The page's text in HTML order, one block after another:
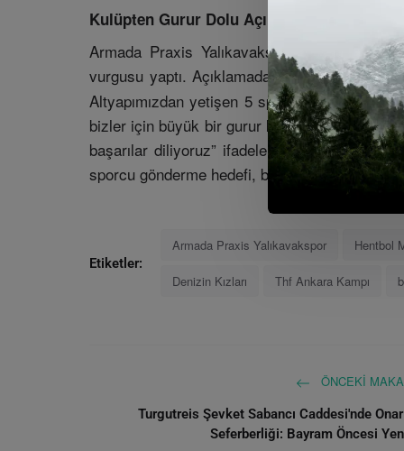
Kulüpten Gurur Dolu Açıklama
Armada Praxis Yalıkavakspor Kulübü, davet
vurgusu yaptı. Açıklamada, “Geleceğin
Altyapımızdan yetişen 5 sporcumuzun ve
bizler için büyük bir gurur kaynağıdır.
başarılar diliyoruz” ifadelerine yer verildi.
sporcu gönderme hedefi, bu son davetlerle bir
Etiketler:
Armada Praxis Yalıkavakspor Hentbol
Denizin Kızları Thf Ankara Kampı
ÖNCEKI
Turgutreis Şevket Sabancı Caddesi'nde
Seferberliği: Bayram Öncesi